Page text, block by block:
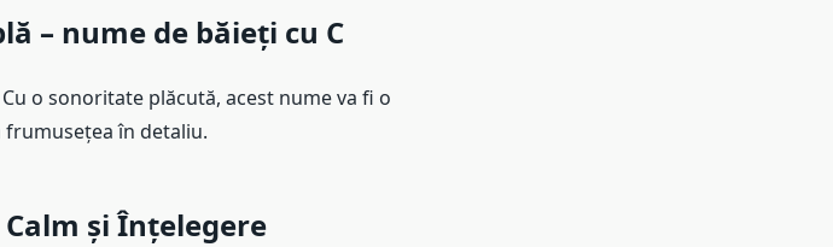
– nume de băieți cu C
o sonoritate plăcută, acest nume va fi o
în detaliu.
și Înțelegere